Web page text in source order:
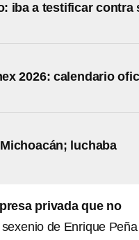
iba a testificar contra
2026: calendario
luchaba
privada que no
de Enrique Peña